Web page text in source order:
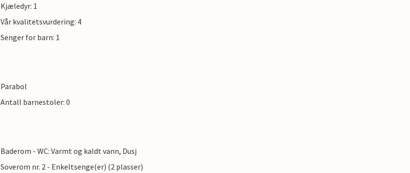
Kjæledyr: 1
Vår kvalitetsvurdering: 4
Senger for barn: 1
Parabol
Antall barnestoler: 0
Baderom - WC: Varmt og kaldt vann, Dusj
Soverom nr. 2 - Enkeltsenge(er) (2 plasser)